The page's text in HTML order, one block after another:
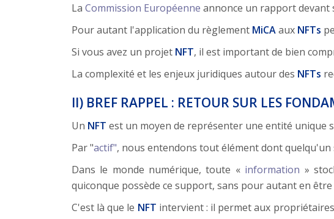
La Commission Européenne annonce un rapport devant
Pour autant l'application du règlement MiCAaux NFTs
Si vous avez un projet NFT, il est important de bien
La complexité et les enjeux juridiques autour des NFTs
II) BREF RAPPEL : RETOUR SUR LES
Un NFT est un moyen de représenter une entité unique
Par "actif", nous entendons tout élément dont
Dans le monde numérique, toute «information »
quiconque possède ce support, sans pour autant en
C'est là que le NFT intervient : il permet aux